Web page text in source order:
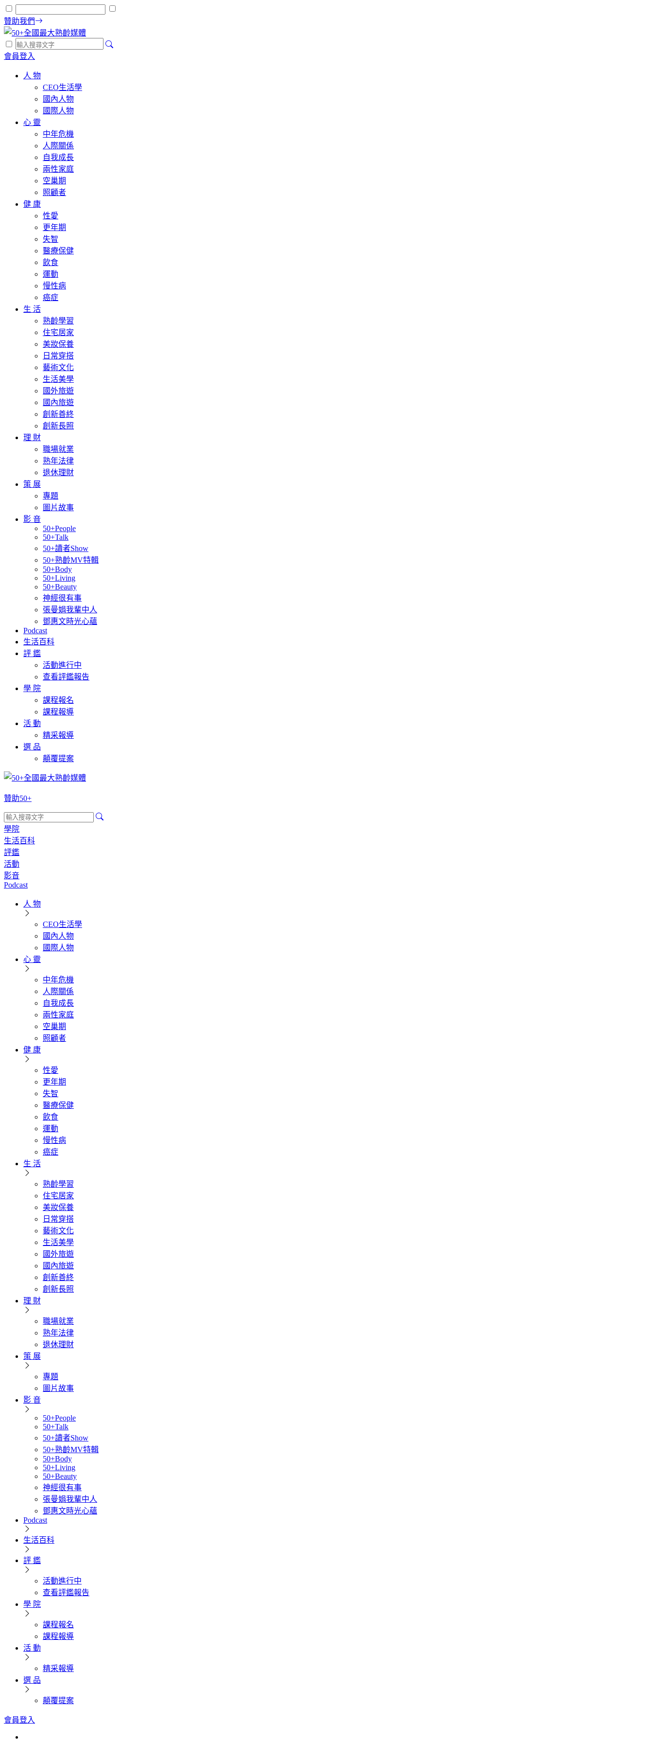
贊助我們
會員登入
人 物
CEO生活學
國內人物
國際人物
心 靈
中年危機
人際關係
自我成長
兩性家庭
空巢期
照顧者
健 康
性愛
更年期
失智
醫療保健
飲食
運動
慢性病
癌症
生 活
熟齡學習
住宅居家
美妝保養
日常穿搭
藝術文化
生活美學
國外旅遊
國內旅遊
創新善終
創新長照
理 財
職場就業
熟年法律
退休理財
策 展
專題
圖片故事
影 音
50+People
50+Talk
50+讀者Show
50+熟齡MV特輯
50+Body
50+Living
50+Beauty
神經很有事
張曼娟我輩中人
鄧惠文時光心蘊
Podcast
生活百科
評 鑑
活動進行中
查看評鑑報告
學 院
課程報名
課程報導
活 動
精采報導
選 品
顛覆提案
贊助50+
學院
生活百科
評鑑
活動
影音
Podcast
人 物
CEO生活學
國內人物
國際人物
心 靈
中年危機
人際關係
自我成長
兩性家庭
空巢期
照顧者
健 康
性愛
更年期
失智
醫療保健
飲食
運動
慢性病
癌症
生 活
熟齡學習
住宅居家
美妝保養
日常穿搭
藝術文化
生活美學
國外旅遊
國內旅遊
創新善終
創新長照
理 財
職場就業
熟年法律
退休理財
策 展
專題
圖片故事
影 音
50+People
50+Talk
50+讀者Show
50+熟齡MV特輯
50+Body
50+Living
50+Beauty
神經很有事
張曼娟我輩中人
鄧惠文時光心蘊
Podcast
生活百科
評 鑑
活動進行中
查看評鑑報告
學 院
課程報名
課程報導
活 動
精采報導
選 品
顛覆提案
會員登入